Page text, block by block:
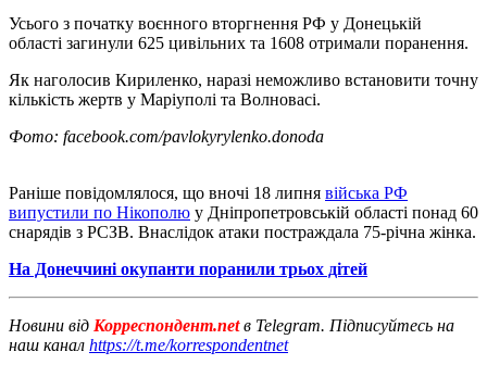
Усього з початку воєнного вторгнення РФ у Донецькій
області загинули 625 цивільних та 1608 отримали поранення.
Як наголосив Кириленко, наразі неможливо встановити точну
кількість жертв у Маріуполі та Волновасі.
Фото: facebook.com/pavlokyrylenko.donoda
Раніше повідомлялося, що вночі 18 липня війська РФ
випустили по Нікополю у Дніпропетровській області понад 60
снарядів з РСЗВ. Внаслідок атаки постраждала 75-річна жінка.
На Донеччині окупанти поранили трьох дітей
Новини від Корреспондент.netв Telegram. Підписуйтесь на
наш канал https://t.me/korrespondentnet